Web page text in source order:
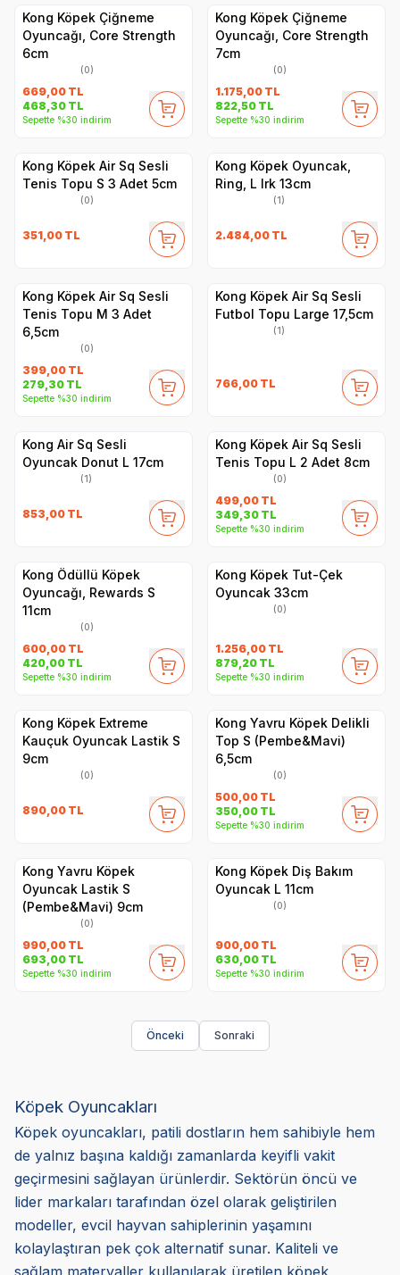
Kong Köpek Çiğneme
Oyuncağı, Core Strength
6cm
(0)
669,00 TL
468,30 TL
Sepette %30 indirim
Kong Köpek Çiğneme
Oyuncağı, Core Strength
7cm
(0)
1.175,00 TL
822,50 TL
Sepette %30 indirim
Kong Köpek Air Sq Sesli
Tenis Topu S 3 Adet 5cm
(0)
351,00 TL
Kong Köpek Oyuncak,
Ring, L Irk 13cm
(1)
2.484,00 TL
Kong Köpek Air Sq Sesli
Tenis Topu M 3 Adet
6,5cm
(0)
399,00 TL
279,30 TL
Sepette %30 indirim
Kong Köpek Air Sq Sesli
Futbol Topu Large 17,5cm
(1)
766,00 TL
Kong Air Sq Sesli
Oyuncak Donut L 17cm
(1)
853,00 TL
Kong Köpek Air Sq Sesli
Tenis Topu L 2 Adet 8cm
(0)
499,00 TL
349,30 TL
Sepette %30 indirim
Kong Ödüllü Köpek
Oyuncağı, Rewards S
11cm
(0)
600,00 TL
420,00 TL
Sepette %30 indirim
Kong Köpek Tut-Çek
Oyuncak 33cm
(0)
1.256,00 TL
879,20 TL
Sepette %30 indirim
Kong Köpek Extreme
Kauçuk Oyuncak Lastik S
9cm
(0)
890,00 TL
Kong Yavru Köpek Delikli
Top S (Pembe&Mavi)
6,5cm
(0)
500,00 TL
350,00 TL
Sepette %30 indirim
Kong Yavru Köpek
Oyuncak Lastik S
(Pembe&Mavi) 9cm
(0)
990,00 TL
693,00 TL
Sepette %30 indirim
Kong Köpek Diş Bakım
Oyuncak L 11cm
(0)
900,00 TL
630,00 TL
Sepette %30 indirim
Önceki Sonraki
Köpek Oyuncakları
Köpek oyuncakları, patili dostların hem sahibiyle hem
de yalnız başına kaldığı zamanlarda keyifli vakit
geçirmesini sağlayan ürünlerdir. Sektörün öncü ve
lider markaları tarafından özel olarak geliştirilen
modeller, evcil hayvan sahiplerinin yaşamını
kolaylaştıran pek çok alternatif sunar. Kaliteli ve